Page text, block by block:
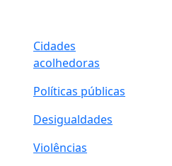
Cidades
acolhedoras
Políticas públicas
Desigualdades
Violências